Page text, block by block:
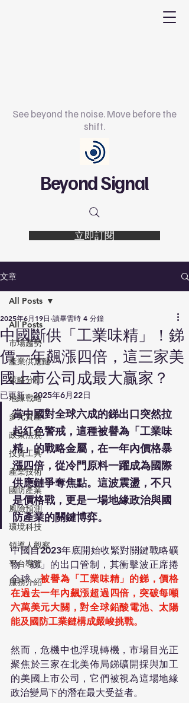
See beyond the noise. Move before the
shift.
Beyond Signal
立即訂閱
文章
All Posts
市場趨勢
產業供應鏈
策略分析
地緣戰略
多元資產
政策法規
投資工具
產業技術
國防產業
風險預測
環境科技
領導人觀察
平台導覽
服務介紹
All Posts
中國斷供「工業味精」！銻
價一年飆漲四倍，這三家美
國上市公司成最大贏家？
2025年6月19日 讀畢需時 4 分鐘
已更新：2025年6月22日
當中國對全球六成的銻出口突然拉
起紅色警戒，這種被譽為「工業味
精」的戰略金屬，在一年內價格暴
漲四倍，從冷門原料一躍成為國際
供應鏈爭奪焦點。這波震盪，不只
是價格戰，更是一場地緣政治與國
防產業的關鍵博弈。
中國自2023年底開始收緊對關鍵戰略礦
物「銻」的出口管制，其衝擊波正席捲
全球。被譽為「工業味精」的銻，價格
在過去一年內飆漲超過四倍，突破每噸
六萬美元大關，對全球鉛酸電池、太陽
能及國防工業鏈構成嚴峻挑戰。
然而，危機中也浮現轉機，市場目光正
聚焦於三家在北美佈局銻礦開採與加工
的美國上市公司，它們被視為這場地緣
政治變局下的潛在最大受益者。